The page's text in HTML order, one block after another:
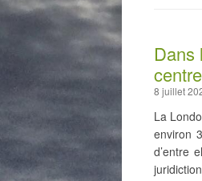
Dans
8 juillet
La
environ
d’entre